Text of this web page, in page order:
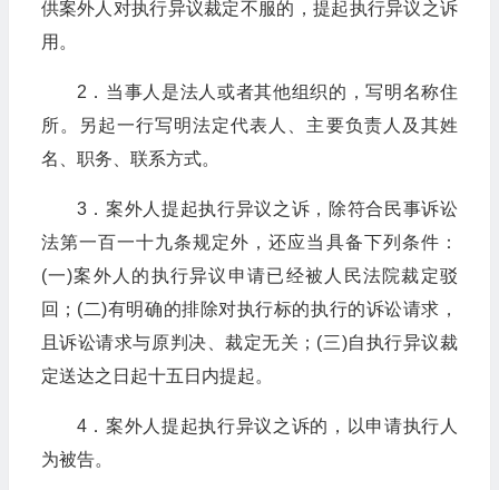
供案外人对执行异议裁定不服的，提起执行异议之诉
用。
2．当事人是法人或者其他组织的，写明名称住
所。另起一行写明法定代表人、主要负责人及其姓
名、职务、联系方式。
3．案外人提起执行异议之诉，除符合民事诉讼
法第一百一十九条规定外，还应当具备下列条件：
(一)案外人的执行异议申请已经被人民法院裁定驳
回；(二)有明确的排除对执行标的执行的诉讼请求，
且诉讼请求与原判决、裁定无关；(三)自执行异议裁
定送达之日起十五日内提起。
4．案外人提起执行异议之诉的，以申请执行人
为被告。